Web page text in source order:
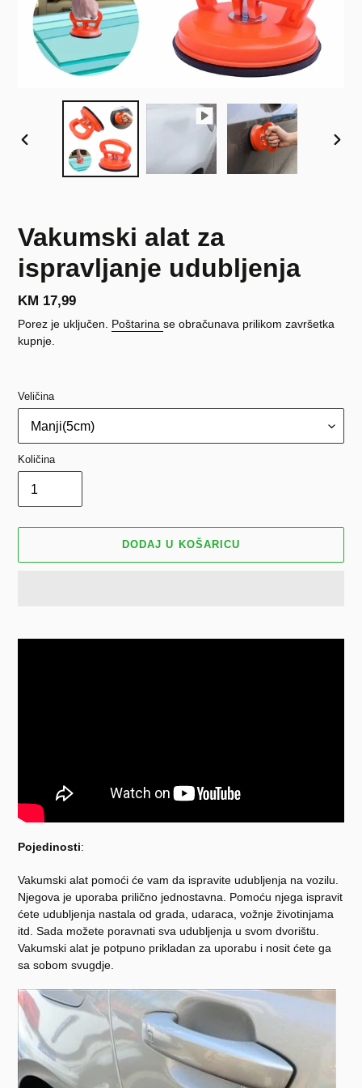
PRETHODNI
Vakumski alat za
ispravljanje udubljenja
Redovna
cijena
KM 17,99
Porez je uključen. Poštarina se obračunava prilikom završetka
kupnje.
Veličina
Količina
DODAJ U KOŠARICU
proizvoda
Pojedinosti:
Vakumski alat pomoći će vam da ispravite udubljenja na vozilu.
Njegova je uporaba prilično jednostavna. Pomoću njega ispravit
ćete udubljenja nastala od grada, udaraca, vožnje životinjama
itd. Sada možete poravnati sva udubljenja u svom dvorištu.
Vakumski alat je potpuno prikladan za uporabu i nosit ćete ga
sa sobom svugdje.